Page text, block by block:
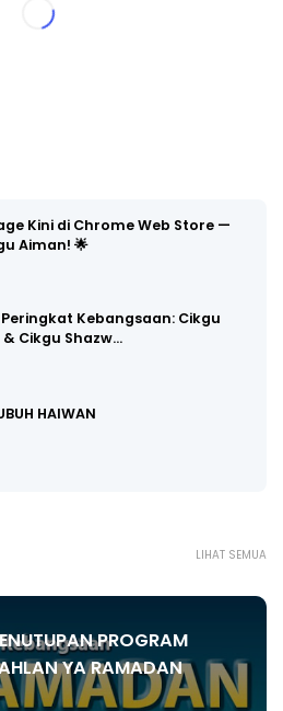
Kini di Chrome Web Store —
Aiman! 🌟
Kebangsaan: Cikgu
Cikgu Shazw…
HAIWAN
LIHAT SEMUA
PROGRAM
YA RAMADAN